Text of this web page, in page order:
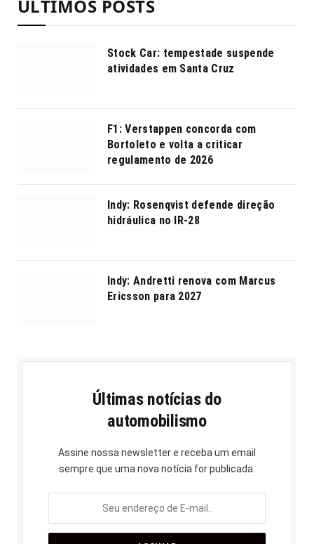
ÚLTIMOS POSTS
Stock Car: tempestade suspende
atividades em Santa Cruz
F1: Verstappen concorda com
Bortoleto e volta a criticar
regulamento de 2026
Indy: Rosenqvist defende direção
hidráulica no IR-28
Indy: Andretti renova com Marcus
Ericsson para 2027
Últimas notícias do
automobilismo
Assine nossa newsletter e receba um email
sempre que uma nova notícia for publicada.